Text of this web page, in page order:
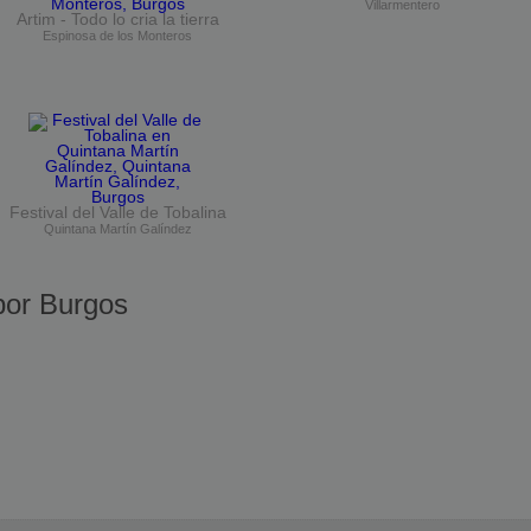
Artim - Todo lo cria la tierra
Espinosa de los Monteros
Villarmentero
Festival del Valle de Tobalina
Quintana Martín Galíndez
Burgos